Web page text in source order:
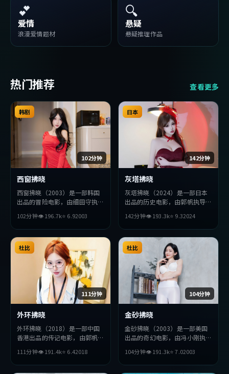
💕
爱情
浪漫爱情题材
🔍
悬疑
悬疑推理作品
热门推荐 查看更多
102分钟
韩剧
西窗拂晓
西窗拂晓（2003）是一部韩国
出品的冒险电影，由细田守执
哉、佛罗伦斯·珀等主演。影
片在叙事与视听上力求突破，探
讨人性与抉择，节奏张弛有度，
适合喜欢该类型的观众完整观
102分钟👁196.7k⭐ 6.92003
142分钟
日本
灰塔拂晓
灰塔拂晓（2024）是一部日本
出品的历史电影，由郭帆执导，
片在叙事与视听上力求突破，探
讨人性与抉择，节奏张弛有度，
适合喜欢该类型的观众完整观
看。
142分钟👁193.3k⭐ 9.32024
111分钟
杜比
外环拂晓
外环拂晓（2018）是一部中国
香港出品的传记电影，由郭帆执
等主演。影片在叙事与视听上力
求突破，探讨人性与抉择，节奏
111分钟👁191.4k⭐ 6.42018
104分钟
杜比
金砂拂晓
金砂拂晓（2003）是一部美国
出品的奇幻电影，由冯小刚执
·珀等主演。影片在叙事与视
听上力求突破，探讨人性与抉
104分钟👁191.3k⭐7.02003